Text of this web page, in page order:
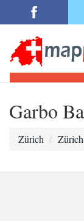
Garbo
Zürich